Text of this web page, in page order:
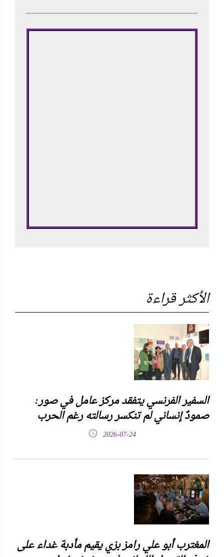
الأكثر قراءة
السفير الفرنسي يتفقد مركز عامل في صور:
صمودٌ إنساني لم تنكسر رسالته رغم الحرب
2026-07-24
المغترب أبو علي رامز بزي يقيم مأدبة غداء على